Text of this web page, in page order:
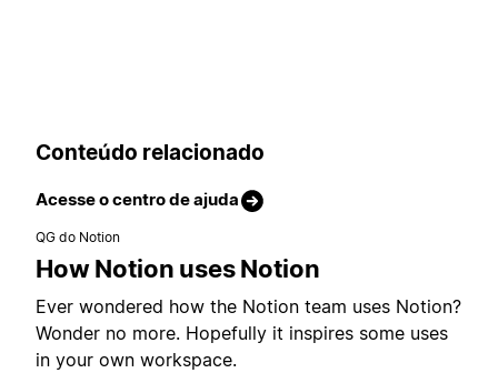
Conteúdo relacionado
Acesse o centro de ajuda
QG do Notion
How Notion uses Notion
Ever wondered how the Notion team uses Notion?
Wonder no more. Hopefully it inspires some uses
in your own workspace.